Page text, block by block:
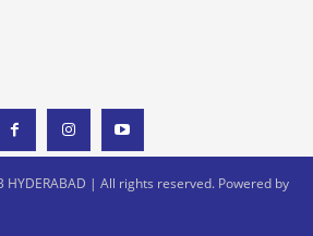
| All rights reserved. Powered by